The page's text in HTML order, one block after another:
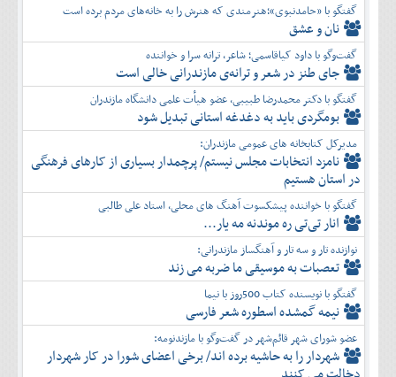
گفتگو با «حامدنبوی»؛هنرمندی که هنرش را به خانه‌های مردم برده است
نان و عشق
گفت‌وگو با داود کیاقاسمی؛ شاعر، ترانه سرا و خواننده
جای طنز در شعر و ترانه‌ی مازندرانی خالی است
گفتگو با دکتر محمدرضا طبیبی، عضو هیأت علمی دانشگاه مازندران
بومگردی باید به دغدغه استانی تبدیل شود
مدیرکل کتابخانه های عمومی مازندران:
نامزد انتخابات مجلس نیستم/ پرچمدار بسیاری از کارهای فرهنگی
در استان هستیم
گفتگو با خواننده پیشکسوت آهنگ های محلی، استاد علی طالبی
انار تی‌تی ره موندنه مه یار...
نوازنده تار و سه تار و آهنگساز مازندرانی:
تعصبات به موسیقی ما ضربه می زند
گفتگو با نویسنده کتاب 500روز با نیما
نیمه گمشده اسطوره شعر فارسی
عضو شورای شهر قائم‌شهر در گفت‌و‌گو با مازندنومه:
شهردار را به حاشیه برده اند/ برخی اعضای شورا در کار شهردار